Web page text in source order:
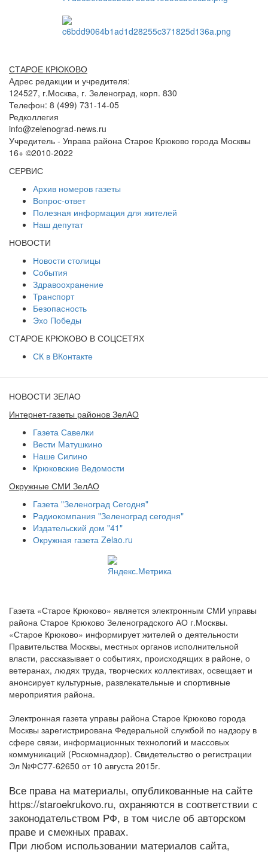
СТАРОЕ КРЮКОВО
Адрес редакции и учредителя:
124527, г.Москва, г. Зеленоград, корп. 830
Телефон: 8 (499) 731-14-05
Редколлегия
info@zelenograd-news.ru
Учредитель - Управа района Старое Крюково города Москвы
16+ ©2010-2022
СЕРВИС
Архив номеров газеты
Вопрос-ответ
Полезная информация для жителей
Наш депутат
НОВОСТИ
Новости столицы
События
Здравоохранение
Транспорт
Безопасность
Эхо Победы
СТАРОЕ КРЮКОВО В СОЦСЕТЯХ
СК в ВКонтакте
НОВОСТИ ЗЕЛАО
Интернет-газеты районов ЗелАО
Газета Савелки
Вести Матушкино
Наше Силино
Крюковские Ведомости
Окружные СМИ ЗелАО
Газета "Зеленоград Сегодня"
Радиокомпания "Зеленоград сегодня"
Издательский дом "41"
Окружная газета Zelao.ru
Газета «Старое Крюково» является электронным СМИ управы
района Старое Крюково Зеленоградского АО г.Москвы.
«Старое Крюково» информирует жителей о деятельности
Правительства Москвы, местных органов исполнительной
власти, рассказывает о событиях, происходящих в районе, о
ветеранах, людях труда, творческих коллективах, освещает и
анонсирует культурные, развлекательные и спортивные
мероприятия района.
Электронная газета управы района Старое Крюково города
Москвы зарегистрирована Федеральной службой по надзору в
сфере связи, информационных технологий и массовых
коммуникаций (Роскомнадзор). Свидетельство о регистрации
Эл №ФС77-62650 от 10 августа 2015г.
Все права на материалы, опубликованные на сайте
https://staroekrukovo.ru, охраняются в соответствии с
законодательством РФ, в том числе об авторском
праве и смежных правах.
При любом использовании материалов сайта,